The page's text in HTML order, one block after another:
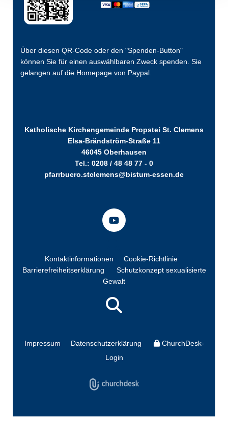
Über diesen QR-Code oder den "Spenden-Button"
können Sie für einen auswählbaren Zweck spenden. Sie
gelangen auf die Homepage von Paypal.
Katholische Kirchengemeinde Propstei St. Clemens
Elsa-Brändström-Straße 11
46045 Oberhausen
Tel.: 0208 / 48 48 77 - 0
pfarrbuero.stclemens@bistum-essen.de
Kontaktinformationen
Cookie-Richtlinie
Barrierefreiheitserklärung
Schutzkonzept sexualisierte
Gewalt
Impressum Datenschutzerklärung
ChurchDesk-
Login